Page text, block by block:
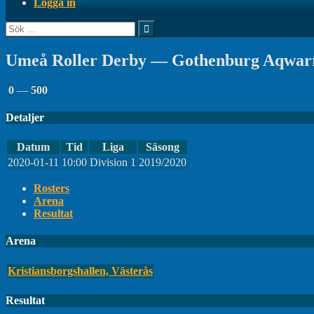
Sök
efter:
Umeå Roller Derby — Gothenburg
0 — 500
Detaljer
Datum Tid Liga
Säsong
2020-01-11 10:00 Division 1 2019/2020
Rosters
Arena
Resultat
Arena
Kristiansborgshallen, Västerås
Resultat